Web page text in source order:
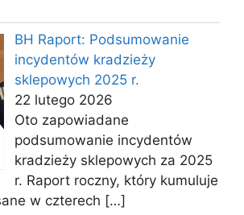
BH Raport: Podsumowanie
incydentów kradzieży
sklepowych 2025 r.
22 lutego 2026
Oto zapowiadane
podsumowanie incydentów
kradzieży sklepowych za 2025
r. Raport roczny, który kumuluje
w czterech […]